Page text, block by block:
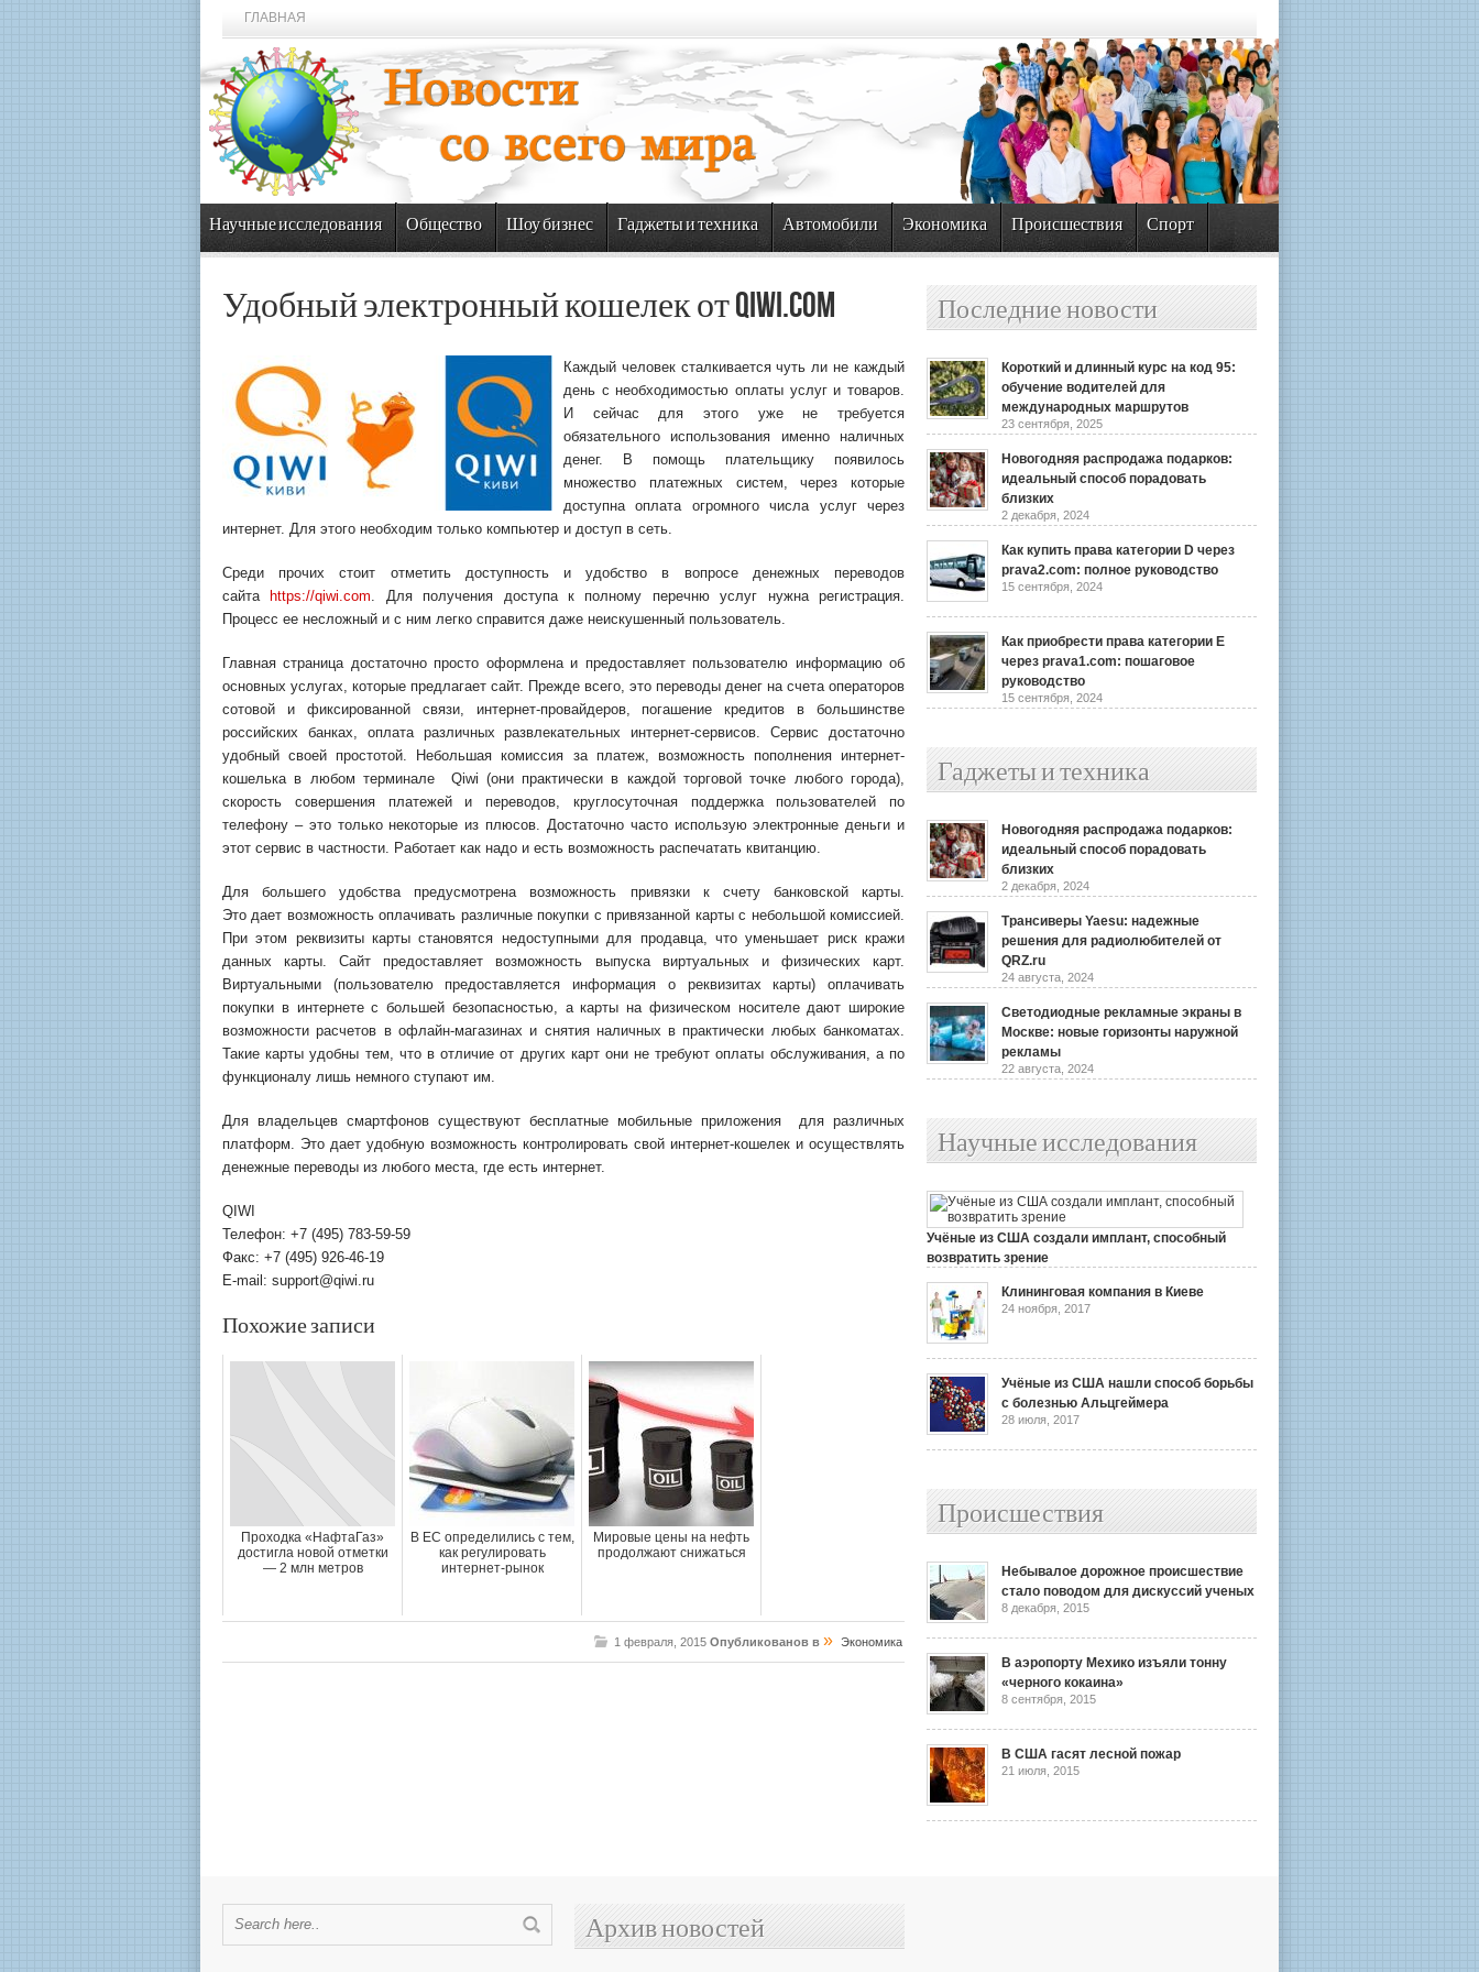
ГЛАВНАЯ
Научные исследования Общество Шоу бизнес Гаджеты и техника Автомобили Экономика Происшествия Спорт
Удобный электронный кошелек от qiwi.com
Каждый человек сталкивается чуть ли не каждый
день с необходимостью оплаты услуг и товаров.
И сейчас для этого уже не требуется
обязательного использования именно наличных
денег.
В помощь плательщику появилось
множество платежных систем, через которые
доступна оплата огромного числа услуг через
интернет. Для этого необходим только компьютер и доступ в сеть.
Среди прочих стоит отметить доступность и удобство в вопросе денежных переводов
сайта
https://qiwi.com. Для получения доступа к полному перечню услуг нужна регистрация.
Процесс ее несложный и с ним легко справится даже неискушенный пользователь.
Главная страница достаточно просто оформлена и предоставляет пользователю информацию об
основных услугах, которые предлагает сайт. Прежде всего, это переводы денег на счета операторов
сотовой и фиксированной связи, интернет-провайдеров, погашение кредитов в большинстве
российских банках, оплата различных развлекательных интернет-сервисов. Сервис достаточно
удобный своей простотой. Небольшая комиссия за платеж, возможность пополнения интернет-
кошелька в любом терминале Qiwi (они практически в каждой торговой точке любого города),
скорость совершения платежей и переводов, круглосуточная поддержка пользователей по
телефону – это только некоторые из плюсов. Достаточно часто использую электронные деньги и
этот сервис в частности. Работает как надо и есть возможность распечатать квитанцию.
Для большего удобства предусмотрена возможность привязки к счету банковской карты.
Это дает возможность оплачивать различные покупки с привязанной карты с небольшой комиссией.
При этом реквизиты карты становятся недоступными для продавца, что уменьшает риск кражи
данных карты. Сайт предоставляет возможность выпуска виртуальных и физических карт.
Виртуальными (пользователю предоставляется информация о реквизитах карты) оплачивать
покупки в интернете с большей безопасностью, а карты на физическом носителе дают широкие
возможности расчетов в офлайн-магазинах и снятия наличных в практически любых банкоматах.
Такие карты удобны тем, что в отличие от других карт они не требуют оплаты обслуживания, а по
функционалу лишь немного ступают им.
Для владельцев смартфонов существуют бесплатные мобильные приложения для различных
платформ. Это дает удобную возможность контролировать свой интернет-кошелек и осуществлять
денежные переводы из любого места, где есть интернет.
QIWI
Телефон: +7 (495) 783-59-59
Факс: +7 (495) 926-46-19
Е-mail: support@qiwi.ru
Похожие записи
Проходка «НафтаГаз»
достигла новой отметки
— 2 млн метров
В ЕС определились с тем,
как регулировать
интернет-рынок
Мировые цены на нефть
продолжают снижаться
1 февраля, 2015 Опубликованов в » Экономика
Последние новости
Короткий и длинный курс на код 95:
обучение водителей для
международных маршрутов
23 сентября, 2025
Новогодняя распродажа подарков:
идеальный способ порадовать
близких
2 декабря, 2024
Как купить права категории D через
prava2.com: полное руководство
15 сентября, 2024
Как приобрести права категории E
через prava1.com: пошаговое
руководство
15 сентября, 2024
Гаджеты и техника
Новогодняя распродажа подарков:
идеальный способ порадовать
близких
2 декабря, 2024
Трансиверы Yaesu: надежные
решения для радиолюбителей от
QRZ.ru
24 августа, 2024
Светодиодные рекламные экраны в
Москве: новые горизонты наружной
рекламы
22 августа, 2024
Научные исследования
Учёные из США создали имплант, способный
возвратить зрение
Клининговая компания в Киеве
24 ноября, 2017
Учёные из США нашли способ борьбы
с болезнью Альцгеймера
28 июля, 2017
Происшествия
Небывалое дорожное происшествие
стало поводом для дискуссий ученых
8 декабря, 2015
В аэропорту Мехико изъяли тонну
«черного кокаина»
8 сентября, 2015
В США гасят лесной пожар
21 июля, 2015
Архив новостей